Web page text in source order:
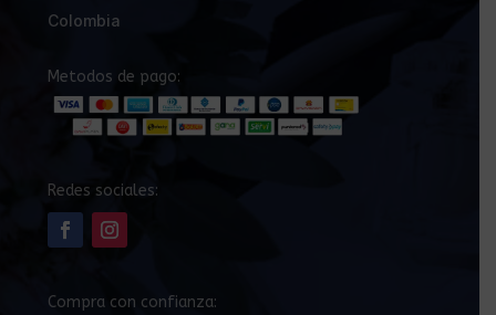
Colombia
Metodos de pago:
Redes sociales:
Compra con confianza: